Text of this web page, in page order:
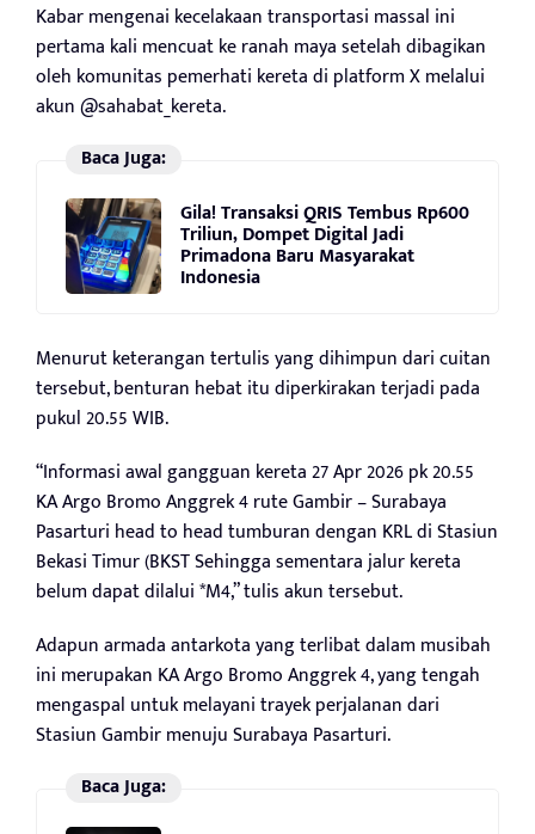
Kabar mengenai kecelakaan transportasi massal ini
pertama kali mencuat ke ranah maya setelah dibagikan
oleh komunitas pemerhati kereta di platform X melalui
akun @sahabat_kereta.
Baca Juga:
Gila! Transaksi QRIS Tembus Rp600
Triliun, Dompet Digital Jadi
Primadona Baru Masyarakat
Indonesia
Menurut keterangan tertulis yang dihimpun dari cuitan
tersebut, benturan hebat itu diperkirakan terjadi pada
pukul 20.55 WIB.
“Informasi awal gangguan kereta 27 Apr 2026 pk 20.55
KA Argo Bromo Anggrek 4 rute Gambir – Surabaya
Pasarturi head to head tumburan dengan KRL di Stasiun
Bekasi Timur (BKST Sehingga sementara jalur kereta
belum dapat dilalui *M4,” tulis akun tersebut.
Adapun armada antarkota yang terlibat dalam musibah
ini merupakan KA Argo Bromo Anggrek 4, yang tengah
mengaspal untuk melayani trayek perjalanan dari
Stasiun Gambir menuju Surabaya Pasarturi.
Baca Juga: